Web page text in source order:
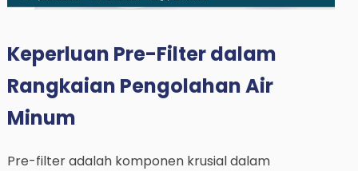
Keperluan Pre-Filter dalam
Rangkaian Pengolahan Air
Minum
Pre-filter adalah komponen krusial dalam